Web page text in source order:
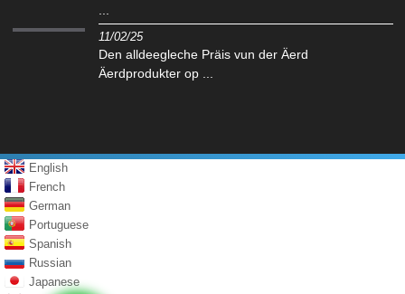
...
11/02/25
Den alldeegleche Präis vun der Äerd
Äerdprodukter op ...
English
French
German
Portuguese
Spanish
Russian
Japanese